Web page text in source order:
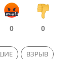
0 0
ВЗРЫВ